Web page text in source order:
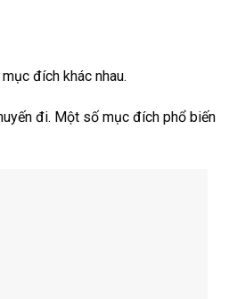
đích khác nhau.
đi. Một số mục đích phổ biến